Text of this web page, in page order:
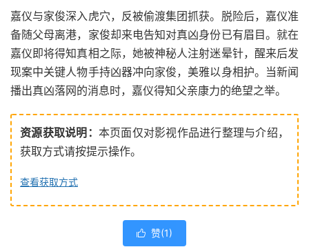
嘉仪与家俊深入虎穴，反被偷渡集团抓获。脱险后，嘉仪准
备随父母离港，家俊却来电告知对真凶身份已有眉目。就在
嘉仪即将得知真相之际，她被神秘人注射迷晕针，醒来后发
现案中关键人物手持凶器冲向家俊，美雅以身相护。当新闻
播出真凶落网的消息时，嘉仪得知父亲康力的绝望之举。
资源获取说明： 本页面仅对影视作品进行整理与介绍，
获取方式请按提示操作。
查看获取方式
 赞(1)